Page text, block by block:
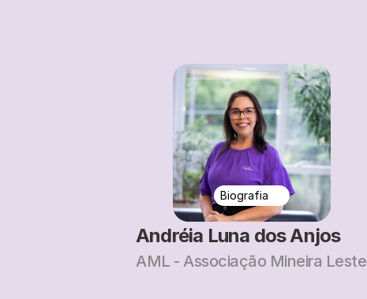
Biografia
Andréia Luna dos Anjos
AML - Associação Mineira Leste